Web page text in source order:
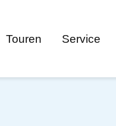
Touren Service